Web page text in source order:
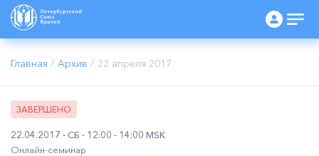
Главная / Архив / 22 апреля 2017
ЗАВЕРШЕНО
22.04.2017 СБ
12:00 - 14:00 MSK
Онлайн-семинар